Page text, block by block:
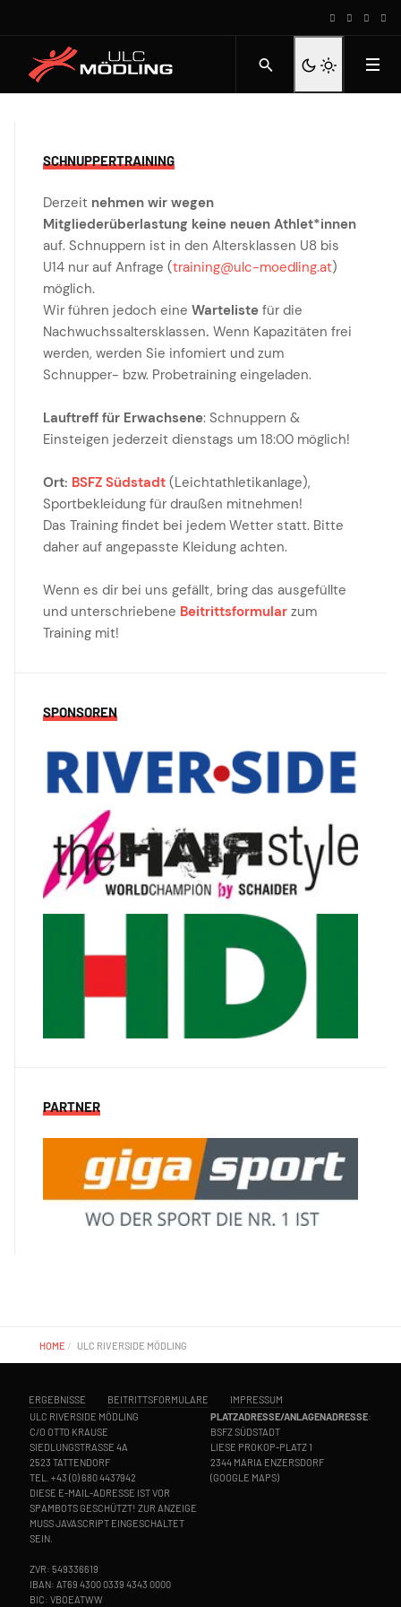
SCHNUPPERTRAINING
Derzeit nehmen wir wegen
Mitgliederüberlastung keine neuen Athlet*innen
auf. Schnuppern ist in den Altersklassen U8 bis
U14 nur auf Anfrage (training@ulc-moedling.at)
möglich.
Wir führen jedoch eine Warteliste für die
Nachwuchssaltersklassen. Wenn Kapazitäten frei
werden, werden Sie infomiert und zum
Schnupper- bzw. Probetraining eingeladen.
Lauftreff für Erwachsene: Schnuppern &
Einsteigen jederzeit dienstags um 18:00 möglich!
Ort: BSFZ Südstadt (Leichtathletikanlage),
Sportbekleidung für draußen mitnehmen!
Das Training findet bei jedem Wetter statt. Bitte
daher auf angepasste Kleidung achten.
Wenn es dir bei uns gefällt, bring das ausgefüllte
und unterschriebene Beitrittsformular zum
Training mit!
SPONSOREN
PARTNER
HOME ULC RIVERSIDE MÖDLING
ERGEBNISSE BEITRITTSFORMULARE
IMPRESSUM
ULC RIVERSIDE MÖDLING
C/O OTTO KRAUSE
SIEDLUNGSTRASSE 4A
2523 TATTENDORF
TEL. +43 (0) 680 4437942
DIESE E-MAIL-ADRESSE IST VOR
SPAMBOTS GESCHÜTZT! ZUR ANZEIGE
MUSS JAVASCRIPT EINGESCHALTET
SEIN.
ZVR: 549336619
IBAN: AT69 4300 0339 4343 0000
BIC: VBOEATWW
PLATZADRESSE/ANLAGENADRESSE:
BSFZ SÜDSTADT
LIESE PROKOP-PLATZ 1
2344 MARIA ENZERSDORF
(GOOGLE MAPS)